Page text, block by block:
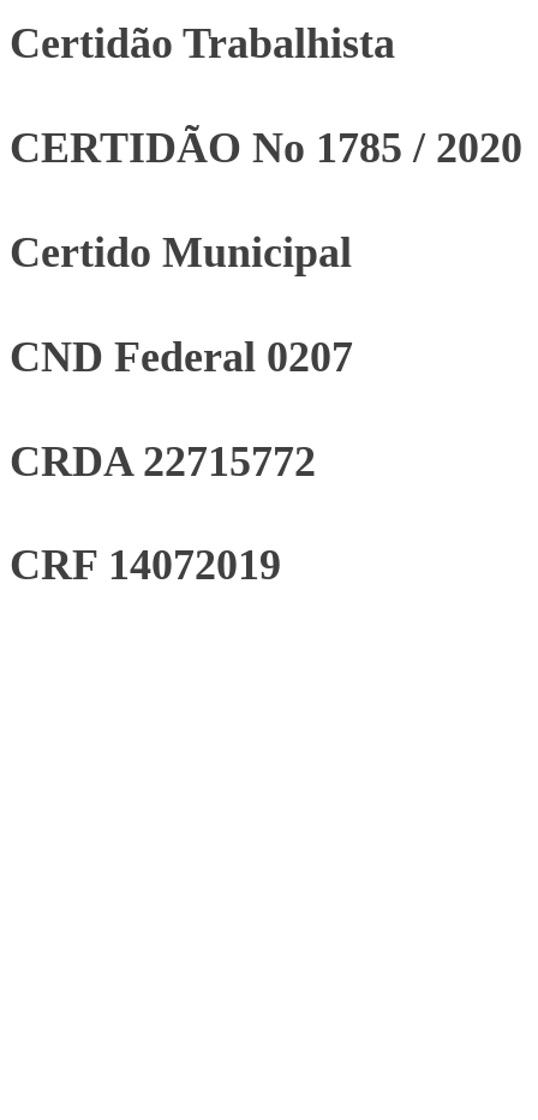
Certidão Trabalhista
CERTIDÃO No 1785 / 2020
Certido Municipal
CND Federal 0207
CRDA 22715772
CRF 14072019